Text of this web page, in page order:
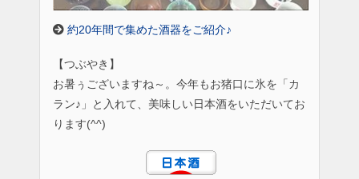
約20年間で集めた酒器をご紹介♪
【つぶやき】
お暑ぅございますね～。今年もお猪口に氷を「カ
ラン♪」と入れて、美味しい日本酒をいただいてお
ります(^^)